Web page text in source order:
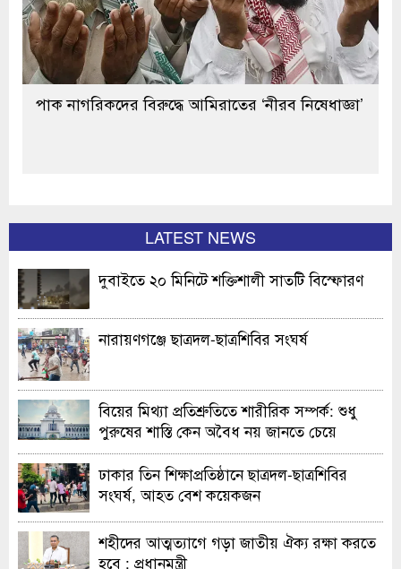
পাক নাগরিকদের বিরুদ্ধে আমিরাতের ‘নীরব নিষেধাজ্ঞা’
LATEST NEWS
দুবাইতে ২০ মিনিটে শক্তিশালী সাতটি বিস্ফোরণ
নারায়ণগঞ্জে ছাত্রদল-ছাত্রশিবির সংঘর্ষ
বিয়ের মিথ্যা প্রতিশ্রুতিতে শারীরিক সম্পর্ক: শুধু
পুরুষের শাস্তি কেন অবৈধ নয় জানতে চেয়ে
হাইকোর্টের রুল
ঢাকার তিন শিক্ষাপ্রতিষ্ঠানে ছাত্রদল-ছাত্রশিবির
সংঘর্ষ, আহত বেশ কয়েকজন
শহীদের আত্মত্যাগে গড়া জাতীয় ঐক্য রক্ষা করতে
হবে : প্রধানমন্ত্রী